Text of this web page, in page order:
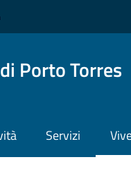
Porto Torres
Servizi